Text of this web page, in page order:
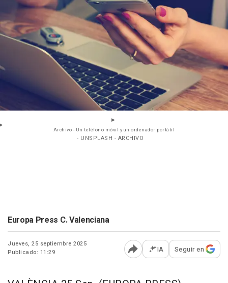
Archivo - Un teléfono móvil y un ordenador portátil
- UNSPLASH - ARCHIVO
Europa Press C. Valenciana
Jueves, 25 septiembre 2025
Publicado: 11:29
Abrir opciones para
IA Seguir en